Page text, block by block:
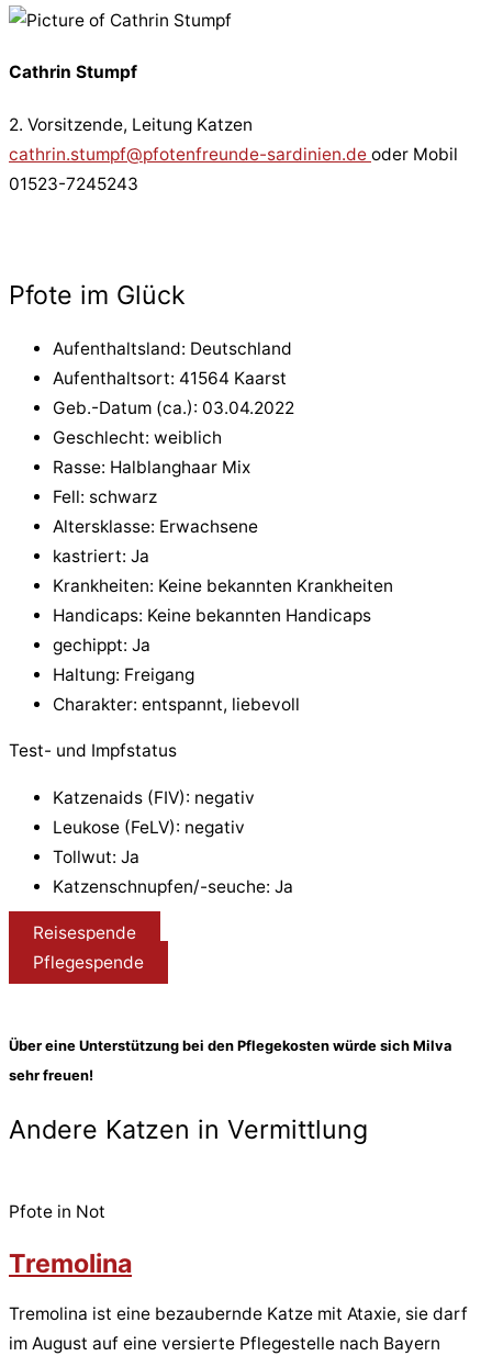
Cathrin Stumpf
2. Vorsitzende, Leitung Katzen
cathrin.stumpf@pfotenfreunde-sardinien.de oder Mobil
01523-7245243
Pfote im Glück
Aufenthaltsland: Deutschland
Aufenthaltsort: 41564 Kaarst
Geb.-Datum (ca.): 03.04.2022
Geschlecht: weiblich
Rasse: Halblanghaar Mix
Fell: schwarz
Altersklasse: Erwachsene
kastriert: Ja
Krankheiten: Keine bekannten Krankheiten
Handicaps: Keine bekannten Handicaps
gechippt: Ja
Haltung: Freigang
Charakter: entspannt, liebevoll
Test- und Impfstatus
Katzenaids (FIV): negativ
Leukose (FeLV): negativ
Tollwut: Ja
Katzenschnupfen/-seuche: Ja
Reisespende
Pflegespende
Über eine Unterstützung bei den Pflegekosten würde sich Milva
sehr freuen!
Andere Katzen in Vermittlung
Pfote in Not
Tremolina
Tremolina ist eine bezaubernde Katze mit Ataxie, sie darf
im August auf eine versierte Pflegestelle nach Bayern